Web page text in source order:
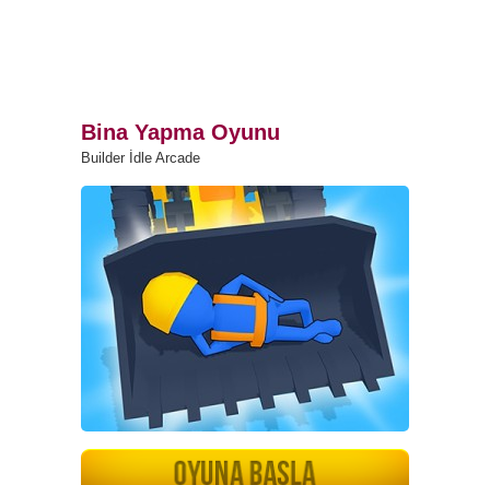
Bina Yapma Oyunu
Builder İdle Arcade